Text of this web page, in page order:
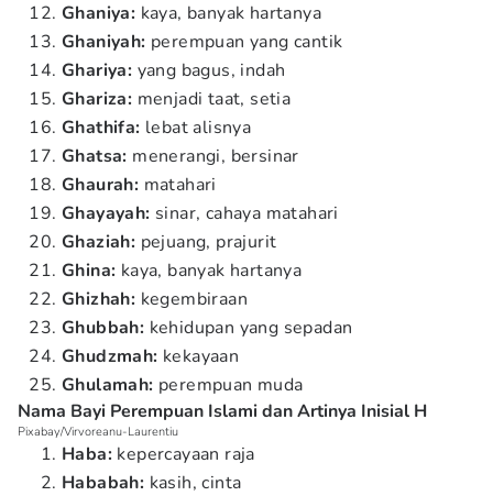
Ghaniya: kaya, banyak hartanya
Ghaniyah: perempuan yang cantik
Ghariya: yang bagus, indah
Ghariza: menjadi taat, setia
Ghathifa: lebat alisnya
Ghatsa: menerangi, bersinar
Ghaurah: matahari
Ghayayah: sinar, cahaya matahari
Ghaziah: pejuang, prajurit
Ghina: kaya, banyak hartanya
Ghizhah: kegembiraan
Ghubbah: kehidupan yang sepadan
Ghudzmah: kekayaan
Ghulamah: perempuan muda
Nama Bayi Perempuan Islami dan Artinya Inisial H
Pixabay/Virvoreanu-Laurentiu
Haba: kepercayaan raja
Hababah: kasih, cinta